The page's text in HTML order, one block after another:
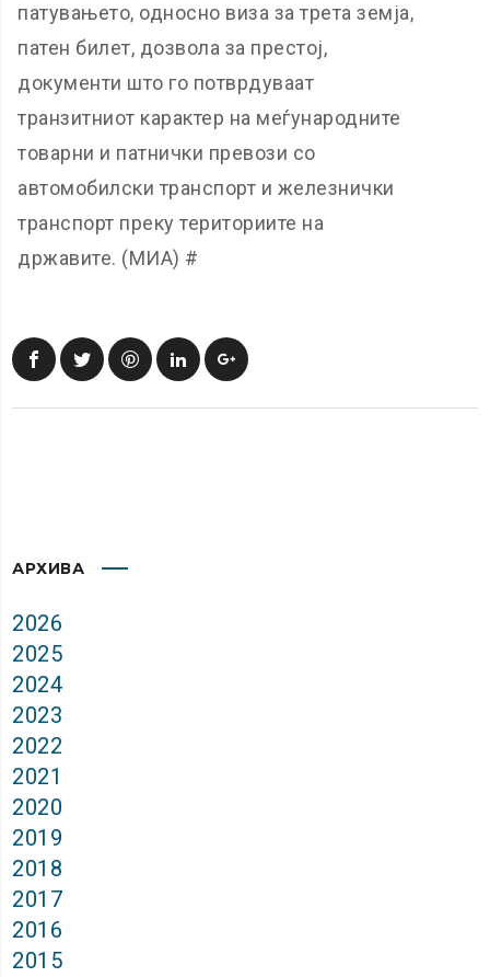
патувањето, односно виза за трета земја,
патен билет, дозвола за престој,
документи што го потврдуваат
транзитниот карактер на меѓународните
товарни и патнички превози со
автомобилски транспорт и железнички
транспорт преку териториите на
државите. (МИА) #
АРХИВА
2026
2025
2024
2023
2022
2021
2020
2019
2018
2017
2016
2015